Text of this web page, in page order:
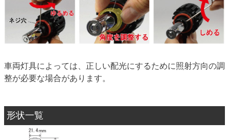
車両灯具によっては、正しい配光にするために照射方向の調
整が必要な場合があります。
形状一覧